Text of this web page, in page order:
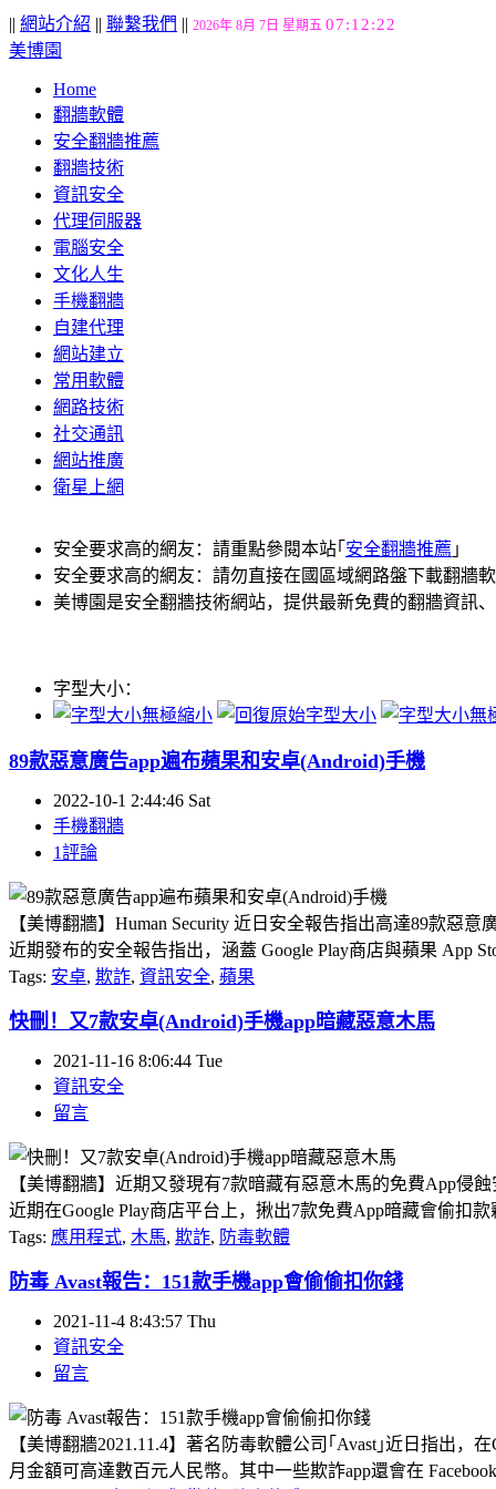
|| 網站介紹 || 聯繫我們 || 2026年 8月 7日 星期五 07:12:22
美博園
Home
翻牆軟體
安全翻牆推薦
翻牆技術
資訊安全
代理伺服器
電腦安全
文化人生
手機翻牆
自建代理
網站建立
常用軟體
網路技術
社交通訊
網站推廣
衛星上網
安全要求高的網友：請重點參閱本站｢ 安全翻牆推薦 ｣
安全要求高的網友：請勿直接在國區域網路盤下載翻牆
美博園是安全翻牆技術網站，提供最新免費的翻牆資訊
字型大小：
89款惡意廣告app遍布蘋果和安卓(Android)手機
2022-10-1 2:44:46 Sat
手機翻牆
1評論
【美博翻牆】Human Security 近日安全報告指出高達89款惡
近期發布的安全報告指出，涵蓋 Google Play商店與蘋果 App
Tags: 安卓, 欺詐, 資訊安全, 蘋果
快刪！又7款安卓(Android)手機app暗藏惡意木馬
2021-11-16 8:06:44 Tue
資訊安全
留言
【美博翻牆】近期又發現有7款暗藏有惡意木馬的免費App侵
近期在Google Play商店平台上，揪出7款免費App暗藏會偷扣
Tags: 應用程式, 木馬, 欺詐, 防毒軟體
防毒 Avast報告：151款手機app會偷偷扣你錢
2021-11-4 8:43:57 Thu
資訊安全
留言
【美博翻牆2021.11.4】著名防毒軟體公司｢Avast｣近日指出
月金額可高達數百元人民幣。其中一些欺詐app還會在